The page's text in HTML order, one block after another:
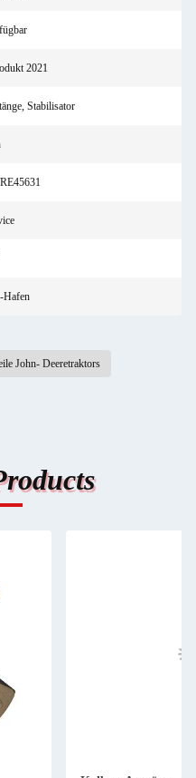
2021
Stabilisator
Hafen
John- Deeretraktors